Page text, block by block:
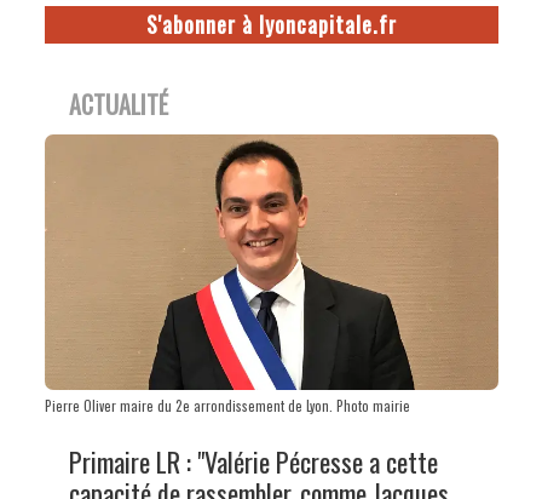
S'abonner à lyoncapitale.fr
ACTUALITÉ
Pierre Oliver maire du 2e arrondissement de Lyon. Photo mairie
Primaire LR : "Valérie Pécresse a cette